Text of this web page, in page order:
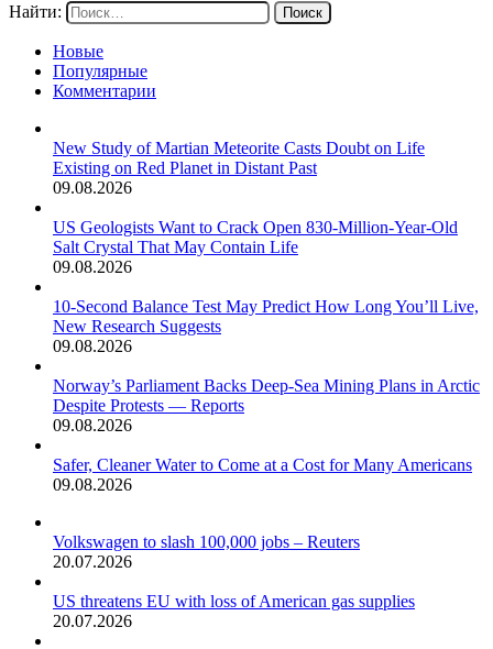
Найти:
Новые
Популярные
Комментарии
New Study of Martian Meteorite Casts Doubt on Life
Existing on Red Planet in Distant Past
09.08.2026
US Geologists Want to Crack Open 830-Million-Year-Old
Salt Crystal That May Contain Life
09.08.2026
10-Second Balance Test May Predict How Long You’ll Live,
New Research Suggests
09.08.2026
Norway’s Parliament Backs Deep-Sea Mining Plans in Arctic
Despite Protests — Reports
09.08.2026
Safer, Cleaner Water to Come at a Cost for Many Americans
09.08.2026
Volkswagen to slash 100,000 jobs – Reuters
20.07.2026
US threatens EU with loss of American gas supplies
20.07.2026